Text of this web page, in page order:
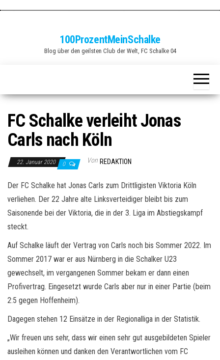
100ProzentMeinSchalke
Blog über den geilsten Club der Welt, FC Schalke 04
FC Schalke verleiht Jonas
Carls nach Köln
22. Januar 2020 0 Von REDAKTION
Der FC Schalke hat Jonas Carls zum Drittligisten Viktoria Köln
verliehen. Der 22 Jahre alte Linksverteidiger bleibt bis zum
Saisonende bei der Viktoria, die in der 3. Liga im Abstiegskampf
steckt.
Auf Schalke läuft der Vertrag von Carls noch bis Sommer 2022. Im
Sommer 2017 war er aus Nürnberg in die Schalker U23
gewechselt, im vergangenen Sommer bekam er dann einen
Profivertrag. Eingesetzt wurde Carls aber nur in einer Partie (beim
2:5 gegen Hoffenheim).
Dagegen stehen 12 Einsätze in der Regionalliga in der Statistik.
„Wir freuen uns sehr, dass wir einen sehr gut ausgebildeten Spieler
ausleihen können und danken den Verantwortlichen vom FC